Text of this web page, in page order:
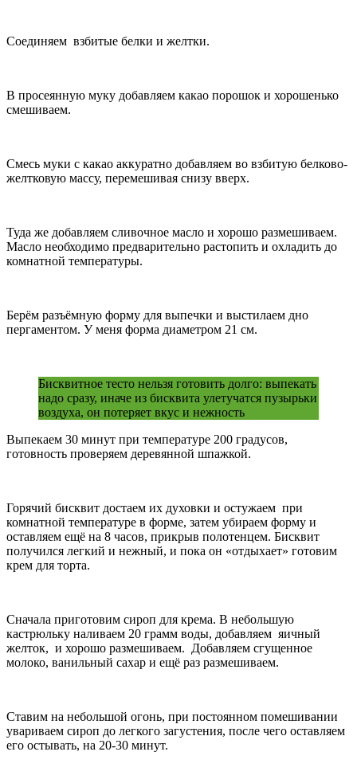
Соединяем взбитые белки и желтки.
В просеянную муку добавляем какао порошок и хорошенько
смешиваем.
Смесь муки с какао аккуратно добавляем во взбитую белково-
желтковую массу, перемешивая снизу вверх.
Туда же добавляем сливочное масло и хорошо размешиваем.
Масло необходимо предварительно растопить и охладить до
комнатной температуры.
Берём разъёмную форму для выпечки и выстилаем дно
пергаментом. У меня форма диаметром 21 см.
Бисквитное тесто нельзя готовить долго: выпекать
надо сразу, иначе из бисквита улетучатся пузырьки
воздуха, он потеряет вкус и нежность
Выпекаем 30 минут при температуре 200 градусов,
готовность проверяем деревянной шпажкой.
Горячий бисквит достаем их духовки и остужаем при
комнатной температуре в форме, затем убираем форму и
оставляем ещё на 8 часов, прикрыв полотенцем. Бисквит
получился легкий и нежный, и пока он «отдыхает» готовим
крем для торта.
Сначала приготовим сироп для крема. В небольшую
кастрюльку наливаем 20 грамм воды, добавляем яичный
желток, и хорошо размешиваем. Добавляем сгущенное
молоко, ванильный сахар и ещё раз размешиваем.
Ставим на небольшой огонь, при постоянном помешивании
увариваем сироп до легкого загустения, после чего оставляем
его остывать, на 20-30 минут.